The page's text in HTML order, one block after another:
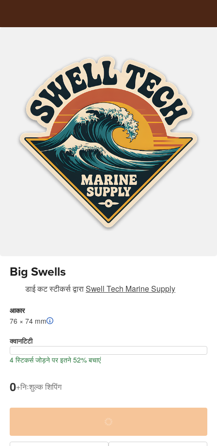
Big Swells
डाई कट स्टीकर्सद्वाराSwell Tech Marine Supply
आकार
76 × 74 mm
क्वानटिटी
4 स्टिकर्स जोड़ने पर इतने 52% बचाएं
0+निःशुल्क शिपिंग